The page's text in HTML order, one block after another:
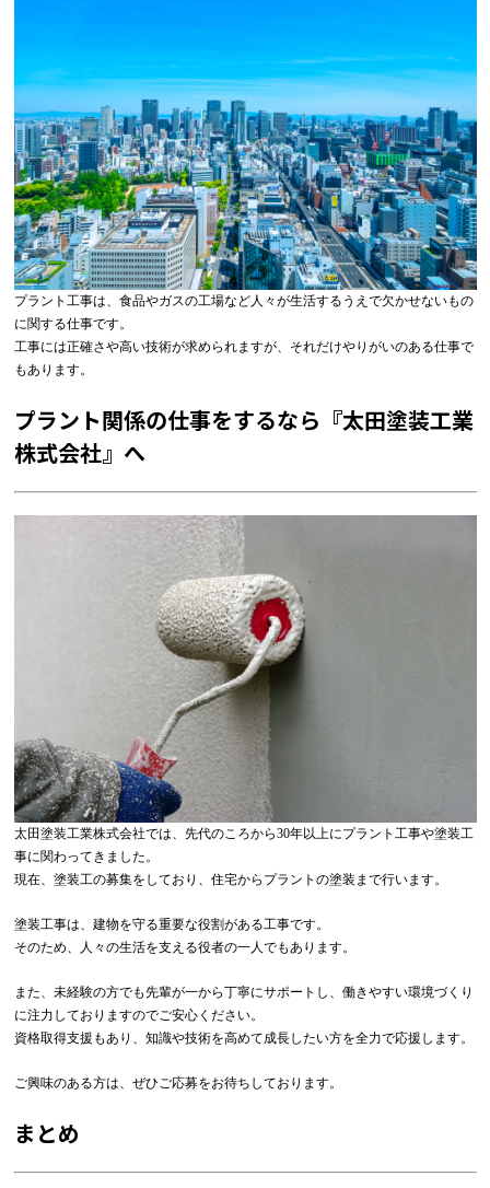
プラント工事は、食品やガスの工場など人々が生活するうえで欠かせないもの
に関する仕事です。
工事には正確さや高い技術が求められますが、それだけやりがいのある仕事で
もあります。
プラント関係の仕事をするなら『太田塗装工業
株式会社』へ
太田塗装工業株式会社では、先代のころから30年以上にプラント工事や塗装工
事に関わってきました。
現在、塗装工の募集をしており、住宅からプラントの塗装まで行います。
塗装工事は、建物を守る重要な役割がある工事です。
そのため、人々の生活を支える役者の一人でもあります。
また、未経験の方でも先輩が一から丁寧にサポートし、働きやすい環境づくり
に注力しておりますのでご安心ください。
資格取得支援もあり、知識や技術を高めて成長したい方を全力で応援します。
ご興味のある方は、ぜひご応募をお待ちしております。
まとめ